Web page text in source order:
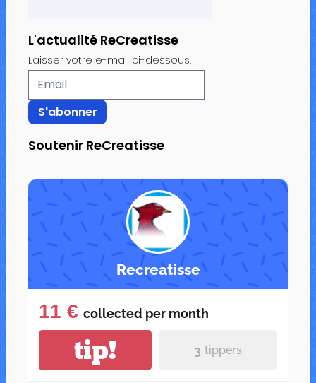
L'actualité ReCreatisse
Laisser votre e-mail ci-dessous.
Soutenir ReCreatisse
Recreatisse
11 € collected per month
tip! 3 tippers